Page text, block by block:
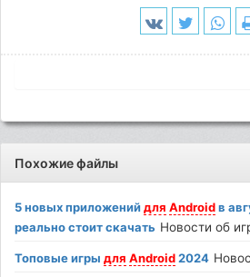
Похожие файлы
5 новых приложенийдля Androidв
реально стоит скачать Новости об
Топовые игрыдля Android2024